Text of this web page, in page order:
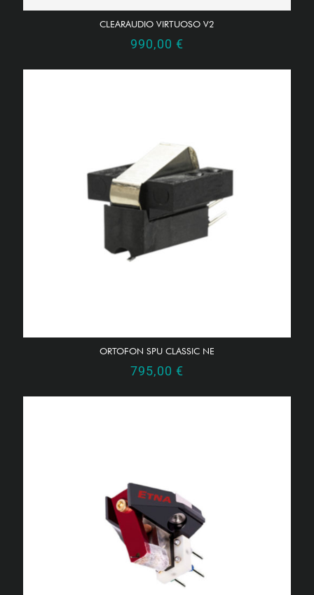
CLEARAUDIO VIRTUOSO V2
990,00 €
ORTOFON SPU CLASSIC NE
795,00 €